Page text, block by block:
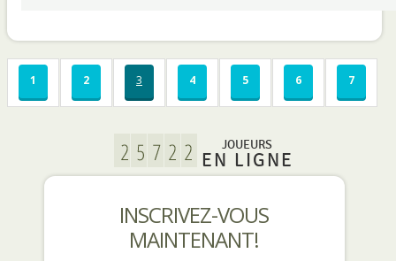
1 2 3 4 5 6 7
JOUEURS
EN LIGNE
INSCRIVEZ-VOUS
MAINTENANT!